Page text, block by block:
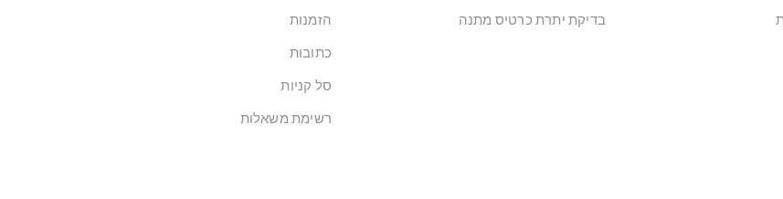
בדיקת יתרת כרטיס מתנה
הזמנות
כתובות
סל קניות
רשימת משאלות